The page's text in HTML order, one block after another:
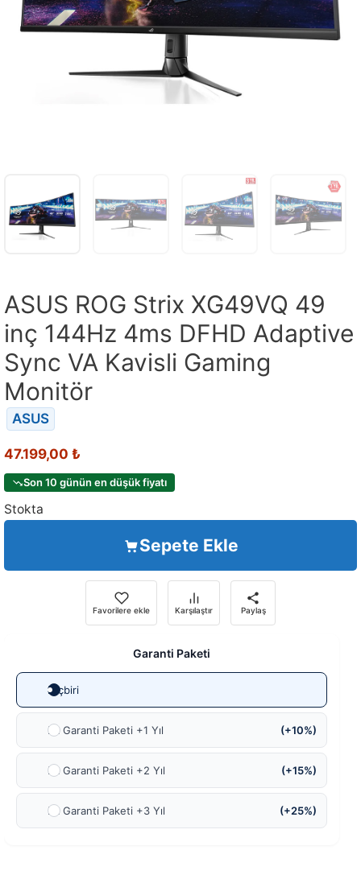
ASUS ROG Strix XG49VQ 49
inç 144Hz 4ms DFHD Adaptive
Sync VA Kavisli Gaming
Monitör
ASUS
47.199,00 ₺
Son 10 günün en düşük fiyatı
Stokta
Sepete Ekle
Favorilere ekle Karşılaştır Paylaş
Garanti Paketi
Hiçbiri
Ek Garanti Paketi +1 Yıl (+10%)
Ek Garanti Paketi +2 Yıl (+15%)
Ek Garanti Paketi +3 Yıl (+25%)